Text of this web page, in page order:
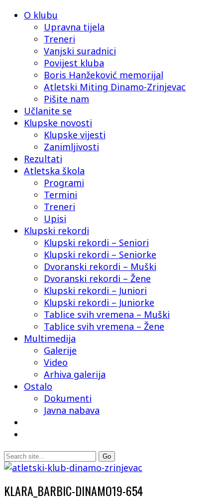
O klubu
Upravna tijela
Treneri
Vanjski suradnici
Povijest kluba
Boris Hanžeković memorijal
Atletski Miting Dinamo-Zrinjevac
Pišite nam
Učlanite se
Klupske novosti
Klupske vijesti
Zanimljivosti
Rezultati
Atletska škola
Programi
Termini
Treneri
Upisi
Klupski rekordi
Klupski rekordi – Seniori
Klupski rekordi – Seniorke
Dvoranski rekordi – Muški
Dvoranski rekordi – Žene
Klupski rekordi – Juniori
Klupski rekordi – Juniorke
Tablice svih vremena – Muški
Tablice svih vremena – Žene
Multimedija
Galerije
Video
Arhiva galerija
Ostalo
Dokumenti
Javna nabava
KLARA_BARBIC-DINAMO19-654